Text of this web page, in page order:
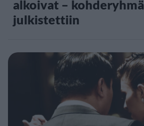
alkoivat – kohderyhmä
julkistettiin